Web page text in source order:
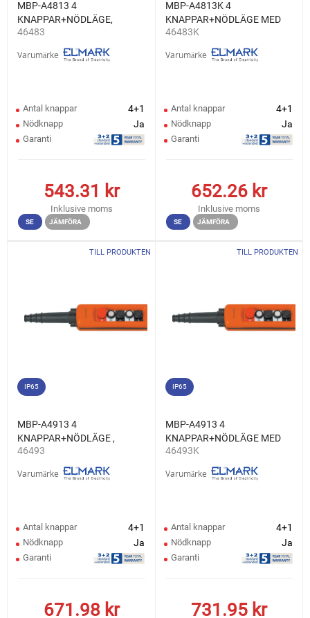
MBP-A4813 4
KNAPPAR+NÖDLÄGE,
1NO+1NC
46483
Varumärke
Antal knappar 4+1
Nödknapp Ja
Garanti
543.31 kr
Inklusive moms
SE JÄMFÖRA
MBP-A4813K 4
KNAPPAR+NÖDLÄGE MED
NYCKEL, 1NO+1NC
46483K
Varumärke
Antal knappar 4+1
Nödknapp Ja
Garanti
652.26 kr
Inklusive moms
SE JÄMFÖRA
TILL PRODUKTEN
IP65
MBP-A4913 4
KNAPPAR+NÖDLÄGE ,
1NO+1NC
46493
Varumärke
Antal knappar 4+1
Nödknapp Ja
Garanti
671.98kr
TILL PRODUKTEN
IP65
MBP-A4913 4
KNAPPAR+NÖDLÄGE MED
NYCKEL , 1NO+1NC
46493K
Varumärke
Antal knappar 4+1
Nödknapp Ja
Garanti
731.95 kr